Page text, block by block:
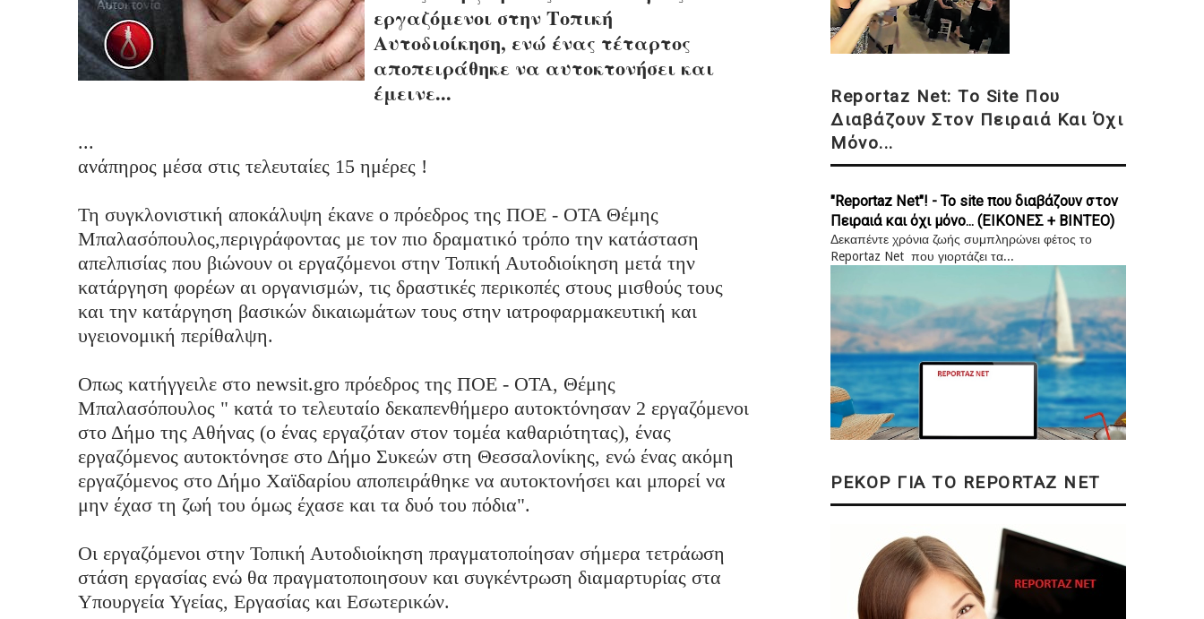
εργαζόμενοι στην Τοπική
Αυτοδιοίκηση, ενώ ένας τέταρτος
αποπειράθηκε να αυτοκτονήσει και
έμεινε...
...
ανάπηρος μέσα στις τελευταίες 15 ημέρες !
Τη συγκλονιστική αποκάλυψη έκανε o πρόεδρος της ΠΟΕ - ΟΤΑ Θέμης
Μπαλασόπουλος,περιγράφοντας με τον πιο δραματικό τρόπο την κατάσταση
απελπισίας που βιώνουν οι εργαζόμενοι στην Τοπική Αυτοδιοίκηση μετά την
κατάργηση φορέων αι οργανισμών, τις δραστικές περικοπές στους μισθούς τους
και την κατάργηση βασικών δικαιωμάτων τους στην ιατροφαρμακευτική και
υγειονομική περίθαλψη.
Οπως κατήγγειλε στο newsit.gro πρόεδρος της ΠΟΕ - ΟΤΑ, Θέμης
Μπαλασόπουλος " κατά το τελευταίο δεκαπενθήμερο αυτοκτόνησαν 2 εργαζόμενοι
στο Δήμο της Αθήνας (ο ένας εργαζόταν στον τομέα καθαριότητας), ένας
εργαζόμενος αυτοκτόνησε στο Δήμο Συκεών στη Θεσσαλονίκης, ενώ ένας ακόμη
εργαζόμενος στο Δήμο Χαϊδαρίου αποπειράθηκε να αυτοκτονήσει και μπορεί να
μην έχασ τη ζωή του όμως έχασε και τα δυό του πόδια".
Οι εργαζόμενοι στην Τοπική Αυτοδιοίκηση πραγματοποίησαν σήμερα τετράωση
στάση εργασίας ενώ θα πραγματοποιησουν και συγκέντρωση διαμαρτυρίας στα
Υπουργεία Υγείας, Εργασίας και Εσωτερικών.
Reportaz Net: Το Site Που
Διαβάζουν Στον Πειραιά Και Όχι
Μόνο...
"Reportaz Net"! - Το site που διαβάζουν στον
Πειραιά και όχι μόνο... (ΕΙΚΟΝΕΣ + ΒΙΝΤΕΟ)
Δεκαπέντε χρόνια ζωής συμπληρώνει φέτος το
Reportaz Net που γιορτάζει τα...
ΡΕΚΟΡ ΓΙΑ ΤΟ REPORTAZ NET